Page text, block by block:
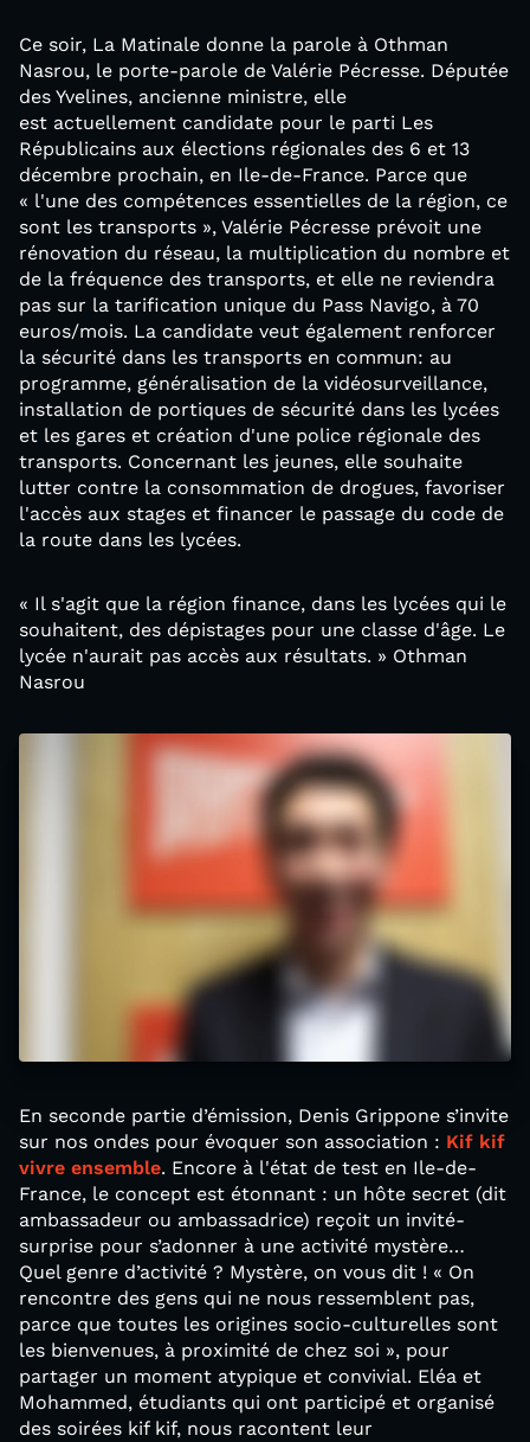
Ce soir, La Matinale donne la parole à Othman
Nasrou, le porte-parole de Valérie Pécresse. Députée
des Yvelines, ancienne ministre, elle
est actuellement candidate pour le parti Les
Républicains aux élections régionales des 6 et 13
décembre prochain, en Ile-de-France. Parce que
« l'une des compétences essentielles de la région, ce
sont les transports », Valérie Pécresse prévoit une
rénovation du réseau, la multiplication du nombre et
de la fréquence des transports, et elle ne reviendra
pas sur la tarification unique du Pass Navigo, à 70
euros/mois. La candidate veut également renforcer
la sécurité dans les transports en commun: au
programme, généralisation de la vidéosurveillance,
installation de portiques de sécurité dans les lycées
et les gares et création d'une police régionale des
transports. Concernant les jeunes, elle souhaite
lutter contre la consommation de drogues, favoriser
l'accès aux stages et financer le passage du code de
la route dans les lycées.
« Il s'agit que la région finance, dans les lycées qui le
souhaitent, des dépistages pour une classe d'âge. Le
lycée n'aurait pas accès aux résultats. » Othman
Nasrou
En seconde partie d’émission, Denis Grippone s’invite
sur nos ondes pour évoquer son association : Kif kif
vivre ensemble. Encore à l'état de test en Ile-de-
France, le concept est étonnant : un hôte secret (dit
ambassadeur ou ambassadrice) reçoit un invité-
surprise pour s’adonner à une activité mystère…
Quel genre d’activité ? Mystère, on vous dit ! « On
rencontre des gens qui ne nous ressemblent pas,
parce que toutes les origines socio-culturelles sont
les bienvenues, à proximité de chez soi », pour
partager un moment atypique et convivial. Eléa et
Mohammed, étudiants qui ont participé et organisé
des soirées kif kif, nous racontent leur